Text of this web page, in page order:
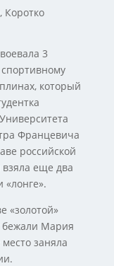
, Коротко
3
который
Францевича
российской
взяла еще два
«лонге».
«золотой»
бежали Мария
заняла